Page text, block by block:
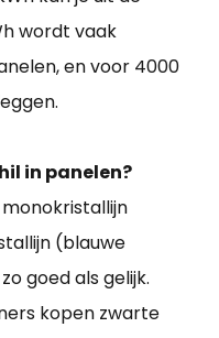
wordt vaak
en voor 4000
in panelen?
(blauwe
goed als gelijk.
kopen zwarte